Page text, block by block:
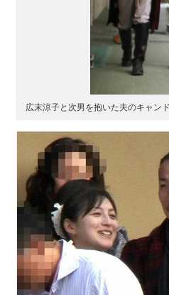
広末涼子と次男を抱いた夫のキャン